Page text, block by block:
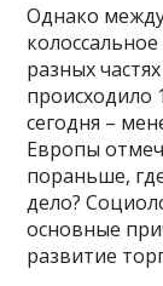
Однако
разных
происходило
сегодня –
Европы
пораньше,
дело?
основные
развитие